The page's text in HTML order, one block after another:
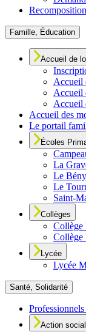
Famille, Éducation
Accueil de
Accueil
Accueil
Accueil
Accueil des
Le portail
Écoles
La
Le
Le
Saint-
Collèges
Collège
Collège
Lycée
Lycée
Santé, Solidarité
Professionnels
Action